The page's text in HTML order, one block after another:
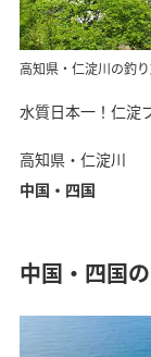
高知県・仁淀川の釣
水質日本一！仁淀
高知県・仁淀川
中国・四国
中国・四国